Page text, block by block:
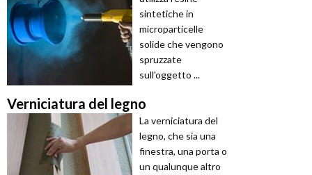
sintetiche in
microparticelle
solide che vengono
spruzzate
sull'oggetto ...
Verniciatura del legno
La verniciatura del
legno, che sia una
finestra, una porta o
un qualunque altro